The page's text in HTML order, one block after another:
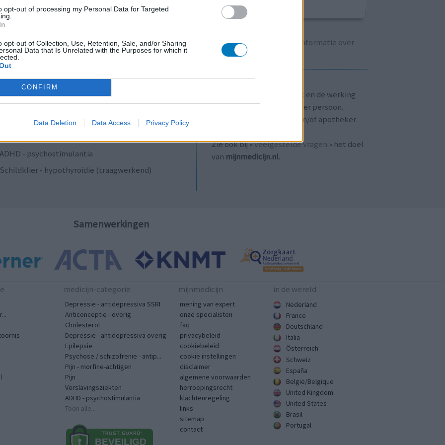
opt-out of processing my Personal Data for Targeted
opt-out of Collection, Use, Retention, Sale, and/or Sharing
Data that Is Unrelated with the Purposes for which it
CONFIRM
Data Deletion Data Access Privacy Policy
Antibiotica - penicillines breedspectrum
Verslavingsziekten
Diabetes (suikerziekte) - orale middelen
Anticonceptie - overig
Depressie - antidepressiva SSRI
ADHD - psychostimulantia
Bloeddruk - calciumantagonisten
Antibiotica - penicillines breedspectrum
ADHD - psychostimulantia
Schildklier - hypothyroidie (traagwerkend)
Kijk hier voor informatie over
LET OP!
Ervaringen zijn persoonlijk en de werking
van medicijnen verschilt per persoon.
Raadpleeg altijd uw arts en/of apotheker
Zie ook bij «veelgestelde vragen » het doel
van mijnmedicijn.nl.
Samenwerkingen
medicijn-categorie
Depressie - antidepressiva SSRI
Anticonceptie - overig
Cholesterol
Depressie - antidepressiva overig
Epilepsie
Psychose / schizofrenie - antip...
Pijn - morfine-achtigen
Pijn
Verslavingsziekten
ADHD - psychostimulantia
Toon alle...
mijnmedicijn
mening van expert
onze specialisten
faq
privacybeleid
cookiebeleid
cookie instellingen
disclaimer
algemene voorwaarden
herroepingsrecht
klachtenregeling
links
sitemap
contact
in de wereld
Nederland
France
Deutschland
Italia
Österreich
Schweiz
España
België/Belgique
United Kingdom
United States
Brasil
Portugal